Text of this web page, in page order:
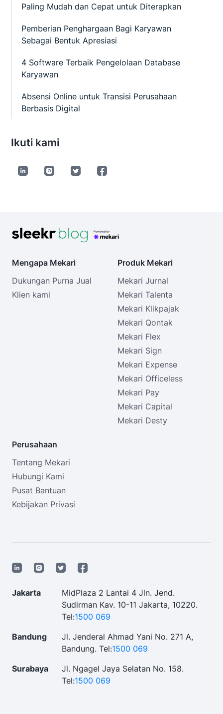
Paling Mudah dan Cepat untuk Diterapkan
Pemberian Penghargaan Bagi Karyawan
Sebagai Bentuk Apresiasi
4 Software Terbaik Pengelolaan Database
Karyawan
Absensi Online untuk Transisi Perusahaan
Berbasis Digital
Ikuti kami
Mengapa Mekari
Dukungan Purna Jual
Klien kami
Produk Mekari
Mekari Jurnal
Mekari Talenta
Mekari Klikpajak
Mekari Qontak
Mekari Flex
Mekari Sign
Mekari Expense
Mekari Officeless
Mekari Pay
Mekari Capital
Mekari Desty
Perusahaan
Tentang Mekari
Hubungi Kami
Pusat Bantuan
Kebijakan Privasi
Jakarta
MidPlaza 2 Lantai 4 Jln. Jend.
Sudirman Kav. 10-11 Jakarta, 10220.
Tel:1500 069
Bandung
Jl. Jenderal Ahmad Yani No. 271 A,
Bandung. Tel:1500 069
Surabaya
Jl. Ngagel Jaya Selatan No. 158.
Tel:1500 069